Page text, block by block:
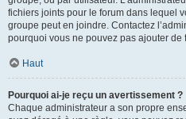
fichiers joints pour le forum dans lequel
groupe peut en joindre. Contactez
pourquoi vous ne pouvez pas ajouter de
Haut
Pourquoi ai-je reçu un avertissement ?
Chaque administrateur a son propre